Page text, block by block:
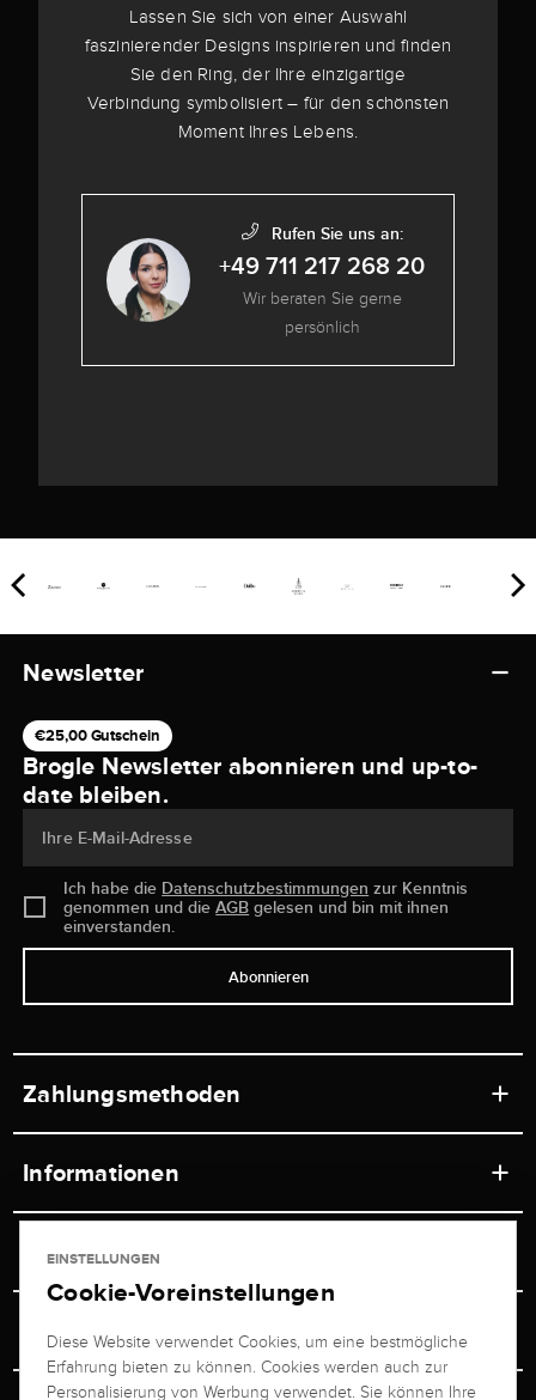
Lassen Sie sich von einer Auswahl
faszinierender Designs inspirieren und finden
Sie den Ring, der Ihre einzigartige
Verbindung symbolisiert – für den schönsten
Moment Ihres Lebens.
Rufen Sie uns an:
+49 711 217 268 20
Wir beraten Sie gerne
persönlich
Newsletter
€25,00 Gutschein
Brogle Newsletter abonnieren und up-to-
date bleiben.
Ihre E-Mail-Adresse
Ich habe die Datenschutzbestimmungen zur Kenntnis
genommen und dieAGB gelesen und bin mit ihnen
einverstanden.
Abonnieren
Zahlungsmethoden
Informationen
Ladengeschäft
Versand & Zahlung
Ratgeber
Service
Newsletterabmeldung
Juwelier Brogle
Über uns
EINSTELLUNGEN
Cookie-Voreinstellungen
Diese Website verwendet Cookies, um eine bestmögliche
Erfahrung bieten zu können. Cookies werden auch zur
Personalisierung von Werbung verwendet. Sie können Ihre